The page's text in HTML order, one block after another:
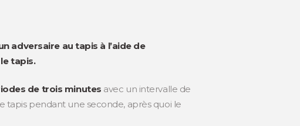
adversaire au tapis à l’aide de
tapis.
de trois minutes avec un intervalle de
tapis pendant une seconde, après quoi le